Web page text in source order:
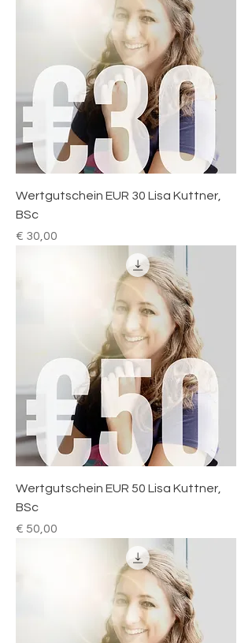
Wertgutschein EUR 30 Lisa Kuttner,
BSc
Preis
€ 30,00
Wertgutschein EUR 50 Lisa Kuttner,
BSc
Preis
€ 50,00